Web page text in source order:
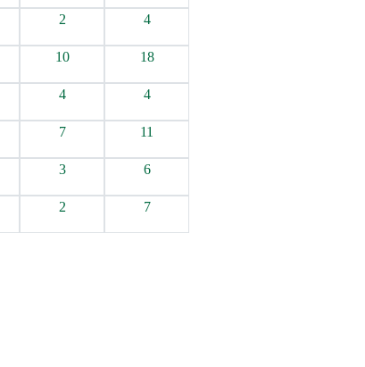
2 4
10 18
4 4
7 11
3 6
2 7